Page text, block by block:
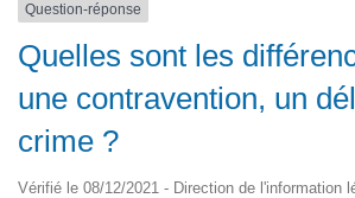
Question-réponse
Quelles sont les
une contravention, un
crime ?
Vérifié le 08/12/2021 - Direction de l'information